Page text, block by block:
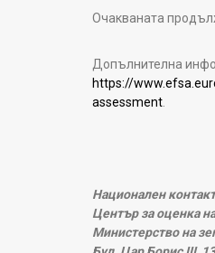
Очакваната
Допълнителна
https://
assessment
Национален
Център за оценка
Министерство на